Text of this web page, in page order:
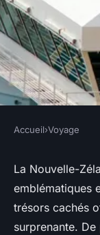
VOYAGE
les
Accueil›Voyage
La Nouvelle-
emblématiques
trésors cachés
surprenante.